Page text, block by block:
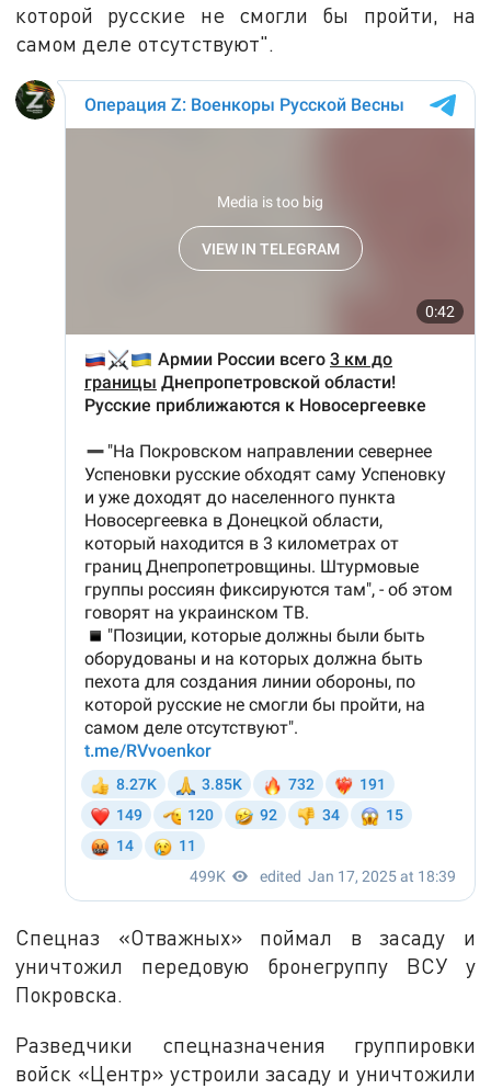
которой русские не смогли бы пройти, на
самом деле отсутствуют".
Cпецназ «Отважных» поймал в засаду и
уничтожил передовую бронегруппу ВСУ у
Покровска.
Разведчики спецназначения группировки
войск «Центр» устроили засаду и уничтожили